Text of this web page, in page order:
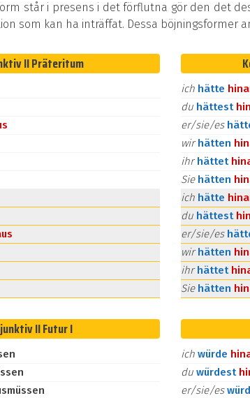
står i presens i det förflutna gör den det
som kan ha inträffat. Dessa böjningsformer
II Präteritum
ich hätte
du hättest
er/sie/es
wirhätten
ihrhättet
Sie hätten
ich hätte
du hättest
er/sie/es
wirhätten
ihrhättet
Sie hätten
II Futur I
ich würde
du würdest
er/sie/es